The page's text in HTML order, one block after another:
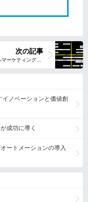
次の記事
ノベーションと価値創
成功に導く
ートメーションの導入